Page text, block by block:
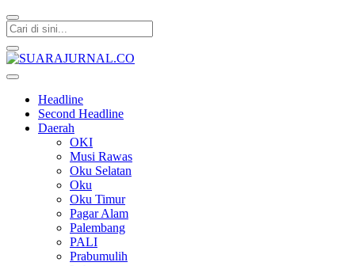
Headline
Second Headline
Daerah
OKI
Musi Rawas
Oku Selatan
Oku
Oku Timur
Pagar Alam
Palembang
PALI
Prabumulih